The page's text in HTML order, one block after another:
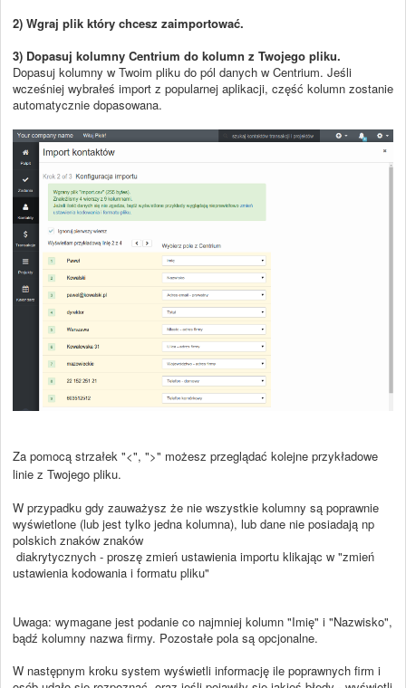
2) Wgraj plik który chcesz zaimportować.
3) Dopasuj kolumny Centrium do kolumn z Twojego pliku.
Dopasuj kolumny w Twoim pliku do pól danych w Centrium. Jeśli
wcześniej wybrałeś import z popularnej aplikacji, część kolumn zostanie
automatycznie dopasowana.
Za pomocą strzałek "<", ">" możesz przeglądać kolejne przykładowe
linie z Twojego pliku.
W przypadku gdy zauważysz że nie wszystkie kolumny są poprawnie
wyświetlone (lub jest tylko jedna kolumna), lub dane nie posiadają np
polskich znaków znaków
diakrytycznych - proszę zmień ustawienia importu klikając w "zmień
ustawienia kodowania i formatu pliku"
Uwaga: wymagane jest podanie co najmniej kolumn "Imię" i "Nazwisko",
bądź kolumny nazwa firmy. Pozostałe pola są opcjonalne.
W następnym kroku system wyświetli informację ile poprawnych firm i